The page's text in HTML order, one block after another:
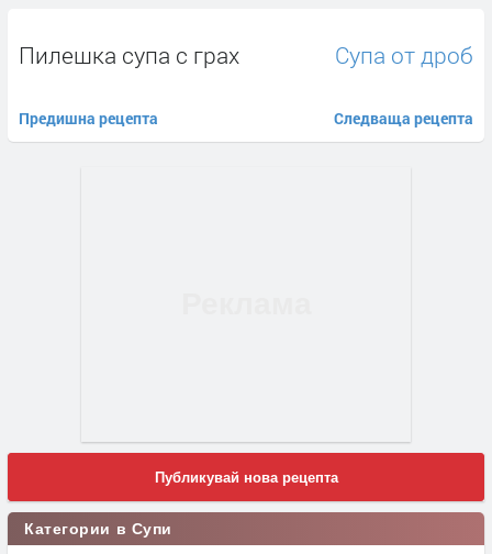
Пилешка супа с грах
Предишна рецепта
Супа от дроб
Следваща рецепта
Публикувай нова рецепта
Категории в Супи